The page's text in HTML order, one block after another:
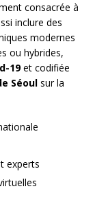
consacrée à
inclure des
modernes
ou hybrides,
19et codifiée
Séoul sur la
experts